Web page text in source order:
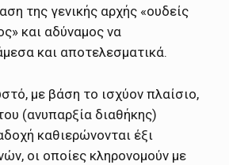
της γενικής αρχής «ουδείς
και αδύναμος να
και αποτελεσματικά.
με βάση το ισχύον πλαίσιο,
(ανυπαρξία διαθήκης)
καθιερώνονται έξι
οι οποίες κληρονομούν με